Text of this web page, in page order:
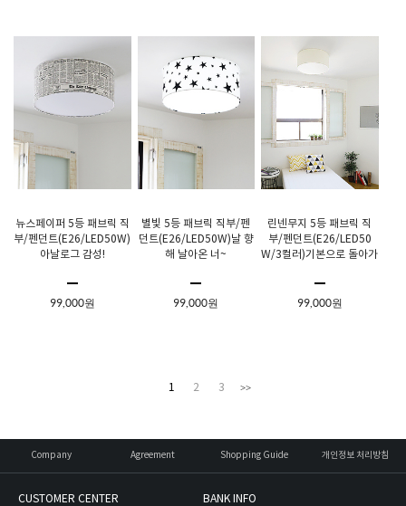
뉴스페이퍼 5등 패브릭 직
부/펜던트(E26/LED50W)
아날로그 감성!
99,000원
별빛 5등 패브릭 직부/펜
던트(E26/LED50W)날 향
해 날아온 너~
99,000원
린넨무지 5등 패브릭 직
부/펜던트(E26/LED50
W/3컬러)기본으로 돌아가
99,000원
1 2 3 >>
Company Agreement Shopping Guide 개인정보 처리방침
CUSTOMER CENTER BANK INFO